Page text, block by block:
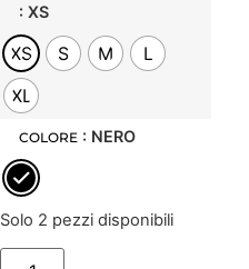
: XS
XS S M
L
XL
COLORE : NERO
Solo 2 pezzi disponibili